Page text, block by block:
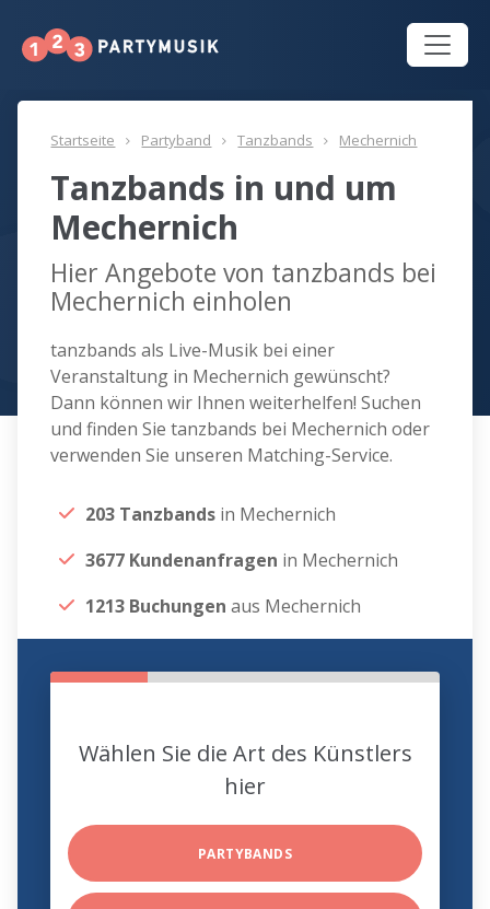
Startseite Partyband Tanzbands Mechernich
Tanzbands in und um
Mechernich
Hier Angebote von tanzbands bei
Mechernich einholen
tanzbands als Live-Musik bei einer
Veranstaltung in Mechernich gewünscht?
Dann können wir Ihnen weiterhelfen! Suchen
und finden Sie tanzbands bei Mechernich oder
verwenden Sie unseren Matching-Service.
203 Tanzbands in Mechernich
3677 Kundenanfragen in Mechernich
1213 Buchungen aus Mechernich
Wählen Sie die Art des Künstlers
hier
PARTYBANDS